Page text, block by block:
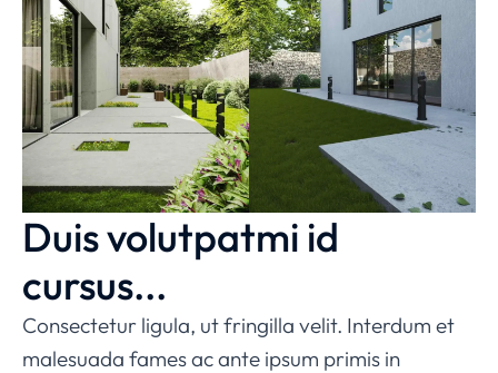
Duis volutpatmi id
cursus...
Consectetur ligula, ut fringilla velit. Interdum et
malesuada fames ac ante ipsum primis in